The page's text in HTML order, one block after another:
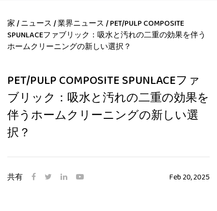
家 /ニュース /業界ニュース /PET/PULP COMPOSITE
SPUNLACEファブリック：吸水と汚れの二重の効果を伴う
ホームクリーニングの新しい選択？
PET/PULP COMPOSITE SPUNLACEファ
ブリック：吸水と汚れの二重の効果を
伴うホームクリーニングの新しい選
択？
共有 Feb 20, 2025